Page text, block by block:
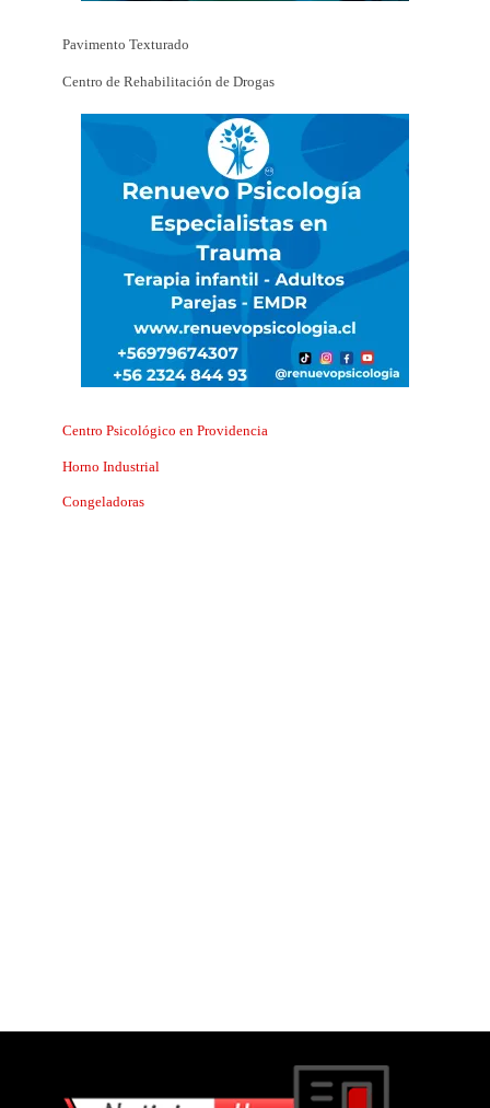
Pavimento Texturado
Centro de Rehabilitación de Drogas
Centro Psicológico en Providencia
Horno Industrial
Congeladoras